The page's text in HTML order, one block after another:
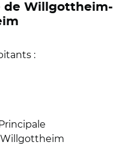
de Willgottheim-
:
Willgottheim